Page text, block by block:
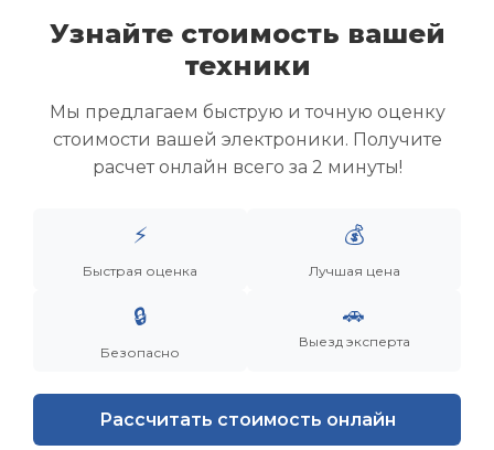
Скупка ноутбуков
Скупка игровых ноутбуков
Скупка рабочих ноутбуков
Скупка старых ноутбуков (б/у)
Скупка роутеров и сетевого оборудования
Узнайте стоимость вашей
техники
Мы предлагаем быструю и точную оценку
стоимости вашей электроники. Получите
расчет онлайн всего за 2 минуты!
⚡
Быстрая оценка
💰
Лучшая цена
🔒
Безопасно
🚗
Выезд эксперта
Рассчитать стоимость онлайн